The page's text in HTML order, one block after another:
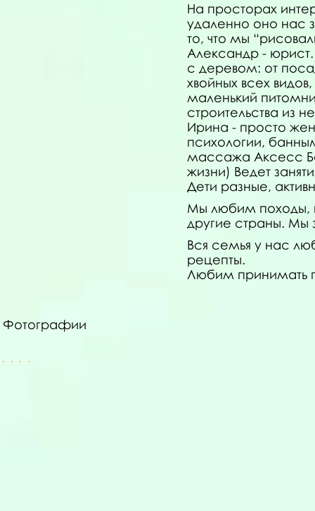
На просторах
удаленно оно нас
то, что мы
Александр -
с деревом: от
хвойных всех
маленький
строительства из
Ирина - просто
психологии,
массажа Аксесс
жизни) Ведет
Дети разные,
Мы любим походы,
другие страны. Мы
Вся семья у нас
рецепты.
Любим принимать
Фотографии